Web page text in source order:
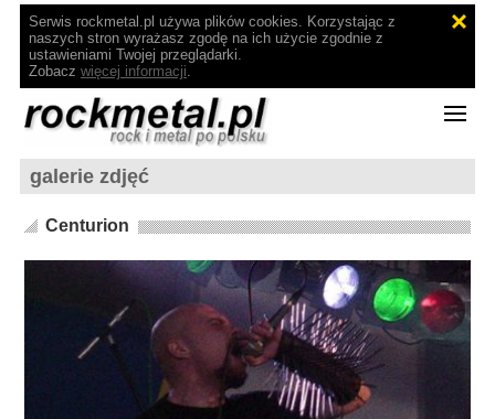
Serwis rockmetal.pl używa plików cookies. Korzystając z
naszych stron wyrażasz zgodę na ich użycie zgodnie z
ustawieniami Twojej przeglądarki.
Zobacz więcej informacji.
galerie zdjęć
Centurion